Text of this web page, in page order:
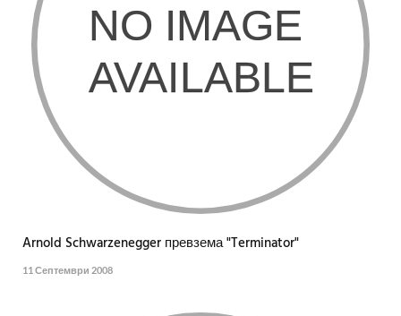
Arnold Schwarzenegger превзема "Terminator"
11 Септември 2008